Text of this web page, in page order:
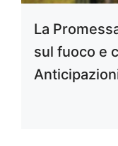
La
sul fuoco e